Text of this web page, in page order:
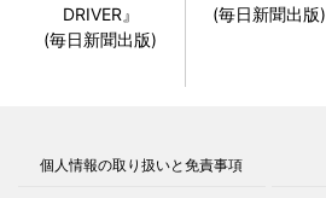
DRIVER』
(毎日新聞出版)
(毎日新聞出版)
個人情報の取り扱いと免責事項